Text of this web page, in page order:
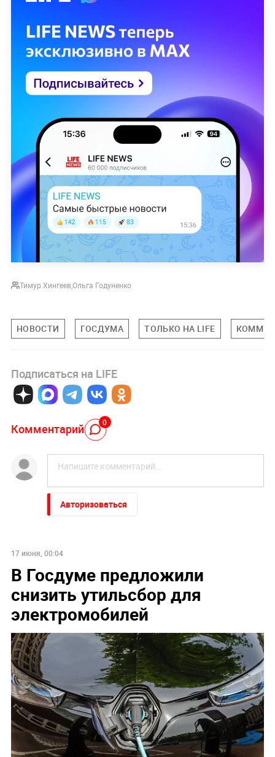
Тимур Хингеев,Ольга Годуненко
НОВОСТИ ГОСДУМА ТОЛЬКО НА LIFE
Подписаться на LIFE
Комментарий 0
Авторизоваться
17 июня, 00:04
В Госдуме предложили
снизить утильсбор для
электромобилей